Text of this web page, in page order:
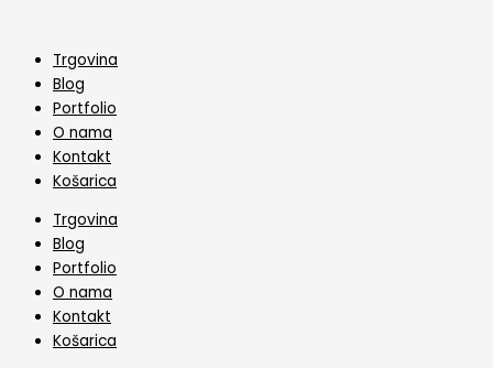
contentTrgovina
Blog
Portfolio
O nama
Kontakt
Košarica
Trgovina
Blog
Portfolio
O nama
Kontakt
Košarica
Rođendan
Sa
Imenom
količina